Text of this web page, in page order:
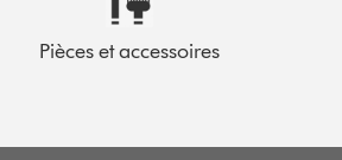
Pièces et accessoires